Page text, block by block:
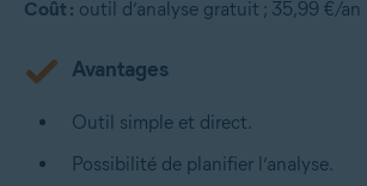
Coût : outil d’analyse gratuit ; 35,99 €/an
Avantages
Outil simple et direct.
Possibilité de planifier l’analyse.